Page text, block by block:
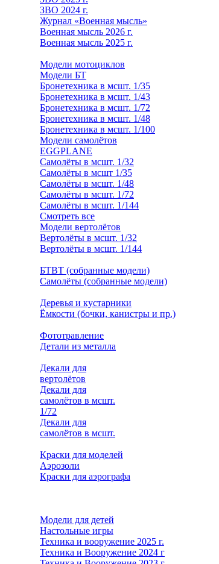
ЗВО 2024 г.
Журнал «Военная мысль»
Военная мысль 2026 г.
Военная мысль 2025 г.
Модели мотоциклов
Модели БТ
Бронетехника в мсшт. 1/35
Бронетехника в мсшт. 1/43
Бронетехника в мсшт. 1/72
Бронетехника в мсшт. 1/48
Бронетехника в мсшт. 1/100
Модели самолётов
EGGPLANE
Самолёты в мсшт. 1/32
Самолёты в мсшт 1/35
Самолёты в мсшт. 1/48
Самолёты в мсшт. 1/72
Самолёты в мсшт. 1/144
Смотреть все
Модели вертолётов
Вертолёты в мсшт. 1/32
Вертолёты в мсшт. 1/144
БТВТ (собранные модели)
Самолёты (собранные модели)
Деревья и кустарники
Ёмкости (бочки, канистры и пр.)
Фототравление
Детали из металла
Декали для
вертолётов
Декали для
самолётов в мсшт.
1/72
Декали для
самолётов в мсшт.
Краски для моделей
Аэрозоли
Краски для аэрографа
Модели для детей
Настольные игры
Техника и вооружение 2025 г.
Техника и Вооружение 2024 г